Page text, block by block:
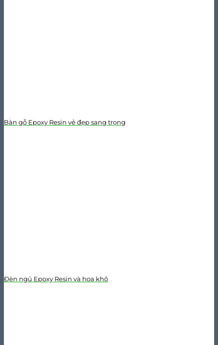
Bàn gỗ Epoxy Resin vẻ đẹp sang trọng
Đèn ngủ Epoxy Resin và hoa khô